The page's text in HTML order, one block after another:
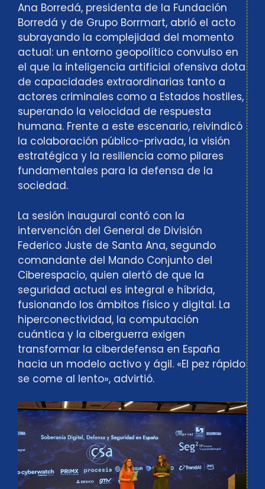
Ana Borredá, presidenta de la Fundación
Borredá y de Grupo Borrmart, abrió el acto
subrayando la complejidad del momento
actual: un entorno geopolítico convulso en
el que la inteligencia artificial ofensiva dota
de capacidades extraordinarias tanto a
actores criminales como a Estados hostiles,
superando la velocidad de respuesta
humana. Frente a este escenario, reivindicó
la colaboración público-privada, la visión
estratégica y la resiliencia como pilares
fundamentales para la defensa de la
sociedad.
La sesión inaugural contó con la
intervención del General de División
Federico Juste de Santa Ana, segundo
comandante del Mando Conjunto del
Ciberespacio, quien alertó de que la
seguridad actual es integral e híbrida,
fusionando los ámbitos físico y digital. La
hiperconectividad, la computación
cuántica y la ciberguerra exigen
transformar la ciberdefensa en España
hacia un modelo activo y ágil. «El pez rápido
se come al lento», advirtió.